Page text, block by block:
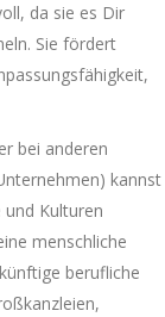
da sie es Dir
Sie fördert
bei anderen
kannst
Kulturen
menschliche
berufliche